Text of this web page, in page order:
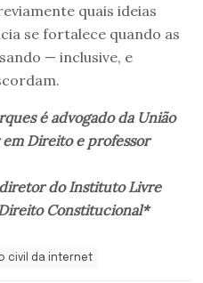
quais ideias
se fortalece quando as
— inclusive, e
é advogado da União
Direito e professor
do Instituto Livre
Constitucional*
civil da internet